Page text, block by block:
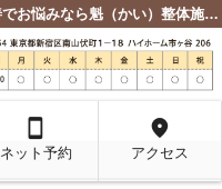
神楽坂で慢性痛から自律神経系の症状改善でお悩みなら魁（かい）整体施術院
smartphone
ネット予約
location_on
アクセス